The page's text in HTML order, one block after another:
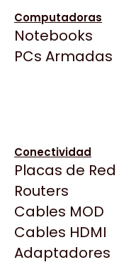
Computadoras
Notebooks
PCs Armadas
Conectividad
Placas de Red
Routers
Cables MOD
Cables HDMI
Adaptadores
BenQ
CX
Cooler Master
Deepcool
Dell
EVGA
Gamemax
Genesis
Genius
Todas las
Click Gaming
Compufan
Dinobyte
Full H4rd
Gaming City
Gezatek
$356.792
Ver producto
Shop